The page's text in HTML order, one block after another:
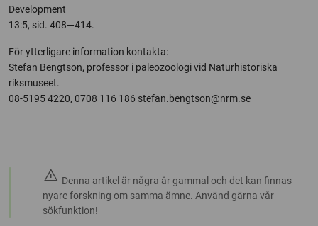
Development
13:5, sid. 408—414.
För ytterligare information kontakta:
Stefan Bengtson, professor i paleozoologi vid Naturhistoriska
riksmuseet.
08-5195 4220, 0708 116 186 stefan.bengtson@nrm.se
warning Denna artikel är några år gammal och det kan finnas
nyare forskning om samma ämne. Använd gärna vår
sökfunktion!